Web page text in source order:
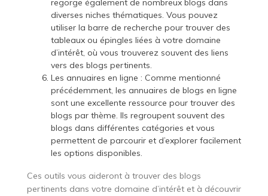
regorge également de nombreux blogs dans
diverses niches thématiques. Vous pouvez
utiliser la barre de recherche pour trouver des
tableaux ou épingles liées à votre domaine
d’intérêt, où vous trouverez souvent des liens
vers des blogs pertinents.
Les annuaires en ligne : Comme mentionné
précédemment, les annuaires de blogs en ligne
sont une excellente ressource pour trouver des
blogs par thème. Ils regroupent souvent des
blogs dans différentes catégories et vous
permettent de parcourir et d’explorer facilement
les options disponibles.
Ces outils vous aideront à trouver des blogs
pertinents dans votre domaine d’intérêt et à découvrir